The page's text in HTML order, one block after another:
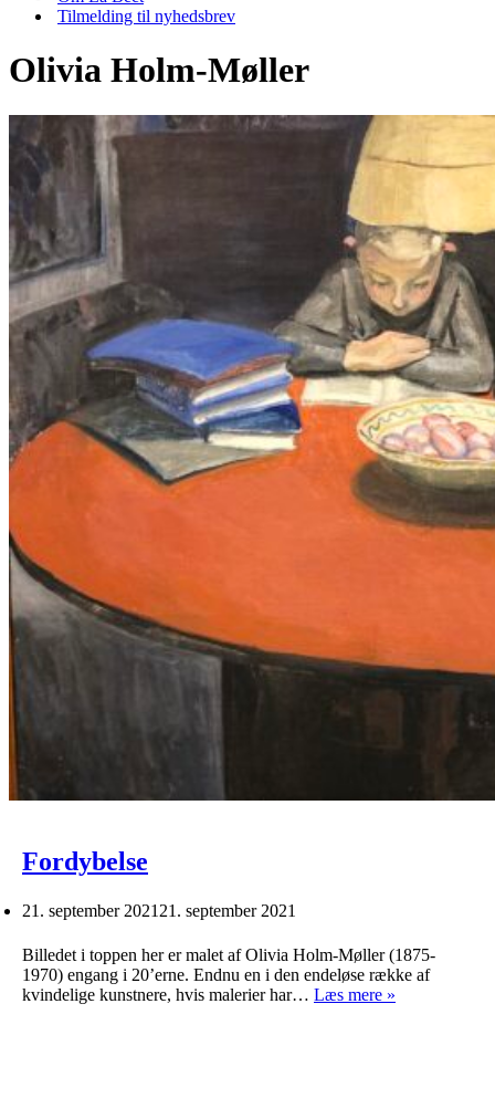
Tilmelding til nyhedsbrev
Olivia Holm-Møller
Fordybelse
21. september 2021 21. september 2021
Billedet i toppen her er malet af Olivia Holm-Møller (1875-
1970) engang i 20’erne. Endnu en i den endeløse række af
kvindelige kunstnere, hvis malerier har… Læs mere »